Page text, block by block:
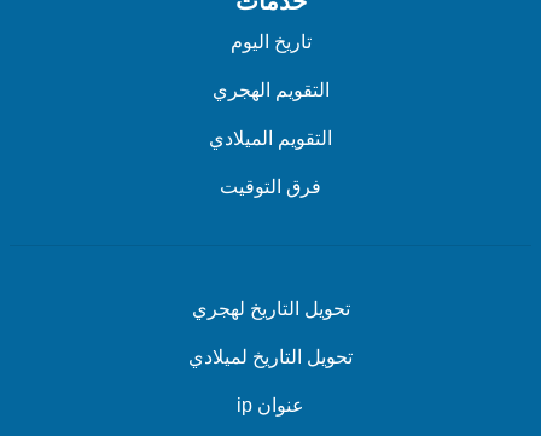
تاريخ اليوم
التقويم الهجري
التقويم الميلادي
فرق التوقيت
تحويل التاريخ لهجري
تحويل التاريخ لميلادي
عنوان ip